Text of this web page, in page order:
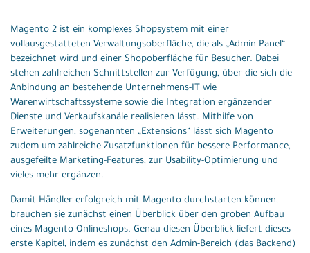
Magento 2 ist ein komplexes Shopsystem mit einer
vollausgestatteten Verwaltungsoberfläche, die als „Admin-Panel“
bezeichnet wird und einer Shopoberfläche für Besucher. Dabei
stehen zahlreichen Schnittstellen zur Verfügung, über die sich die
Anbindung an bestehende Unternehmens-IT wie
Warenwirtschaftssysteme sowie die Integration ergänzender
Dienste und Verkaufskanäle realisieren lässt. Mithilfe von
Erweiterungen, sogenannten „Extensions“ lässt sich Magento
zudem um zahlreiche Zusatzfunktionen für bessere Performance,
ausgefeilte Marketing-Features, zur Usability-Optimierung und
vieles mehr ergänzen.
Damit Händler erfolgreich mit Magento durchstarten können,
brauchen sie zunächst einen Überblick über den groben Aufbau
eines Magento Onlineshops. Genau diesen Überblick liefert dieses
erste Kapitel, indem es zunächst den Admin-Bereich (das Backend)